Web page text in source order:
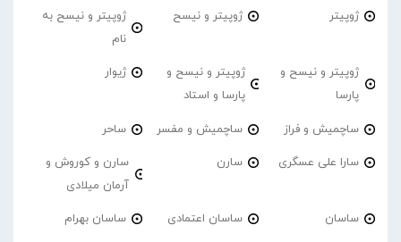
ژوپیتر ژوپیتر و نیسح
ژوپیتر و نیسح به
نام
ژوپیتر و نیسح و
پارسا
ژوپیتر و نیسح و
پارسا و استاد
ژیوار
ساچمیش و فراز ساچمیش و مفسر ساحر
سارا علی عسگری سارن
سارن و کوروش و
آرمان میلادی
ساسان ساسان اعتمادی ساسان بهرام